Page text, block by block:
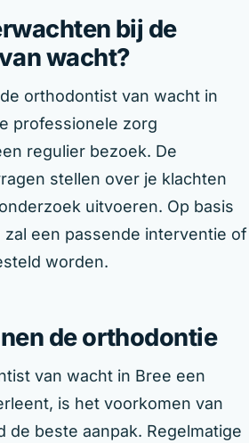
bij de
wacht?
orthodontist van wacht in
professionele zorg
regulier bezoek. De
stellen over je klachten
uitvoeren. Op basis
een passende interventie of
worden.
de orthodontie
van wacht in Bree een
is het voorkomen van
de beste aanpak. Regelmatige